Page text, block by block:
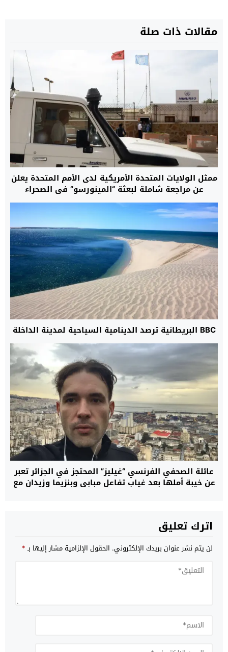
مقالات ذات صلة
ممثل الولايات المتحدة الأمريكية لدى الأمم المتحدة يعلن
عن مراجعة شاملة لبعثة “المينورسو” في الصحراء
BBC البريطانية ترصد الدينامية السياحية لمدينة الداخلة
عائلة الصحفي الفرنسي “غيليز” المحتجز في الجزائر تعبر
عن خيبة أملها بعد غياب تفاعل مبابي وبنزيما وزيدان مع
اترك تعليق
لن يتم نشر عنوان بريدك الإلكتروني. الحقول الإلزامية مشار إليها بـ*